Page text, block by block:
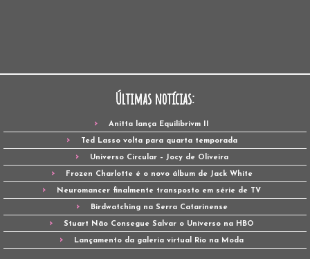
Últimas notícias:
Anitta lança Equilibrivm II
Ted Lasso volta para quarta temporada
Universo Circular – Jocy de Oliveira
Frozen Charlotte é o novo álbum de Jack White
Neuromancer finalmente transposto em série de TV
Birdwatching na Serra Catarinense
Stuart Não Consegue Salvar o Universo na HBO
Lançamento da galeria virtual Rio na Moda